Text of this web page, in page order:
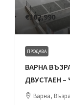
€102,990
ПРОДАВА
ВАРНА
ДВУСТАЕН
Варна,